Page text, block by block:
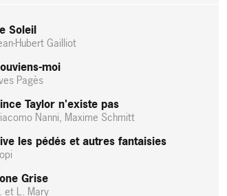
Soleil
Hubert Gailliot
moi
Pagès
Taylor n'existe pas
Nanni, Maxime Schmitt
les pédés et autres fantaisies
Grise
et L. Mary